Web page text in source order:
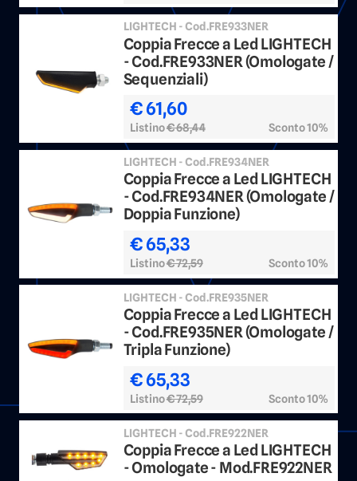
LIGHTECH - Cod.FRE933NER
Coppia Frecce a Led LIGHTECH
- Cod.FRE933NER (Omologate /
Sequenziali)
€ 61,60
Listino€ 68,44 Sconto 10%
LIGHTECH - Cod.FRE934NER
Coppia Frecce a Led LIGHTECH
- Cod.FRE934NER (Omologate /
Doppia Funzione)
€ 65,33
Listino€ 72,59 Sconto 10%
LIGHTECH - Cod.FRE935NER
Coppia Frecce a Led LIGHTECH
- Cod.FRE935NER (Omologate /
Tripla Funzione)
€ 65,33
Listino€ 72,59 Sconto 10%
LIGHTECH - Cod.FRE922NER
Coppia Frecce a Led LIGHTECH
- Omologate - Mod.FRE922NER